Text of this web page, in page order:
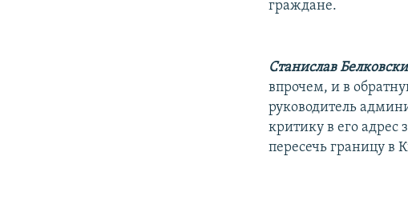
граждане.
Станислав
впрочем, и в
руководитель
критику в его адрес
пересечь границу в